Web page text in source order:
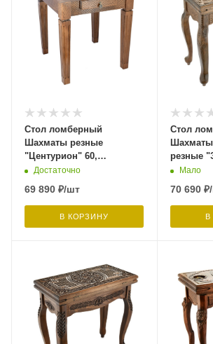
Стол ломберный
Шахматы резные
"Центурион" 60,
Harutyunyan
Достаточно
69 890 ₽/шт
В КОРЗИНУ
Стол
резные
Мало
70 690₽
В